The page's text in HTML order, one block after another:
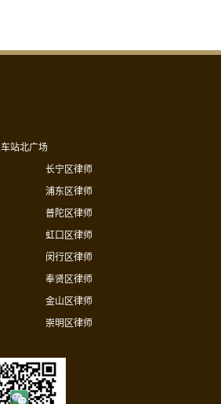
站北广场
长宁区律师
浦东区律师
普陀区律师
虹口区律师
闵行区律师
奉贤区律师
金山区律师
崇明区律师